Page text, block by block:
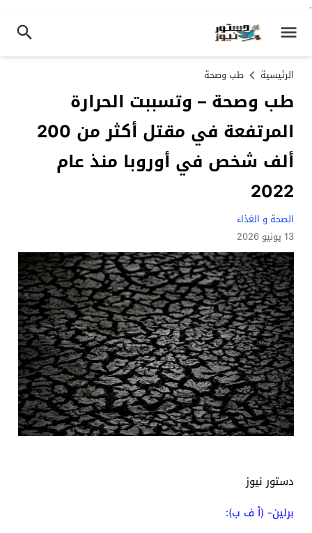
.
الرئيسية طب وصحة
طب وصحة – وتسببت الحرارة
المرتفعة في مقتل أكثر من 200
ألف شخص في أوروبا منذ عام
2022
الصحة و الغذاء
13 يونيو 2026
دستور نيوز
برلين- (أ ف ب):